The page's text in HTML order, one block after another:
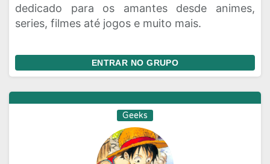
dedicado para os amantes desde animes,
series, filmes até jogos e muito mais.
ENTRAR NO GRUPO
Geeks